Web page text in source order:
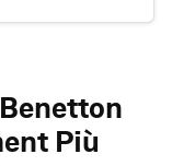
Più